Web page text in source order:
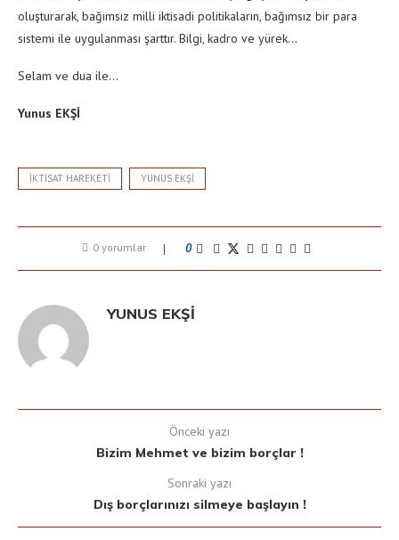
oluşturarak, bağımsız milli iktisadi politikaların, bağımsız bir para
sistemi ile uygulanması şarttır. Bilgi, kadro ve yürek…
Selam ve dua ile…
Yunus EKŞİ
IKTISAT HAREKETI YUNUS EKŞI
0 yorumlar 0
YUNUS EKŞI
Önceki yazı
Bizim Mehmet ve bizim borçlar !
Sonraki yazı
Dış borçlarınızı silmeye başlayın !